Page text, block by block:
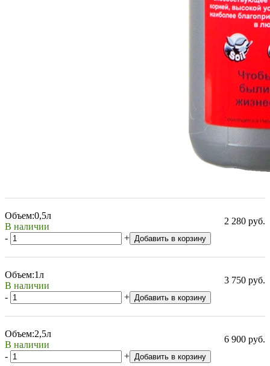
Объем:0,5л
В наличии
2 280 руб.
-
+ Добавить в корзину
Объем:1л
В наличии
3 750 руб.
-
+ Добавить в корзину
Объем:2,5л
В наличии
6 900 руб.
-
+ Добавить в корзину